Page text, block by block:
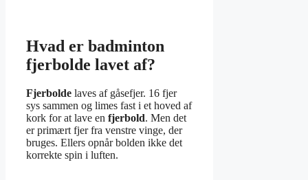
Hvad er badminton
fjerbolde lavet af?
Fjerbolde laves af gåsefjer. 16 fjer
sys sammen og limes fast i et hoved af
kork for at lave en fjerbold. Men det
er primært fjer fra venstre vinge, der
bruges. Ellers opnår bolden ikke det
korrekte spin i luften.